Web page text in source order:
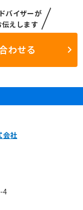
バイザーが
えします
わせる
会社
4